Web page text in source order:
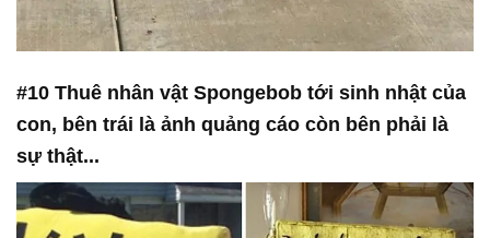
#10 Thuê nhân vật Spongebob tới sinh nhật của
con, bên trái là ảnh quảng cáo còn bên phải là
sự thật...